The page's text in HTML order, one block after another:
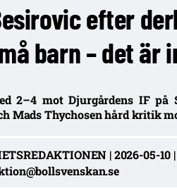
efter
barn – det är
2–4 mot Djurgårdens IF på
Mads Thychosen hård kritik
|2026-05-10 |